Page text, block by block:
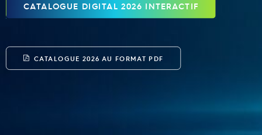
CATALOGUE DIGITAL 2026 INTERACTIF
CATALOGUE 2026 AU FORMAT PDF